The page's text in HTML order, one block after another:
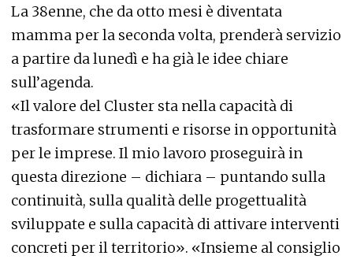
La 38enne, che da otto mesi è diventata
mamma per la seconda volta, prenderà servizio
a partire da lunedì e ha già le idee chiare
sull’agenda.
«Il valore del Cluster sta nella capacità di
trasformare strumenti e risorse in opportunità
per le imprese. Il mio lavoro proseguirà in
questa direzione – dichiara – puntando sulla
continuità, sulla qualità delle progettualità
sviluppate e sulla capacità di attivare interventi
concreti per il territorio». «Insieme al consiglio